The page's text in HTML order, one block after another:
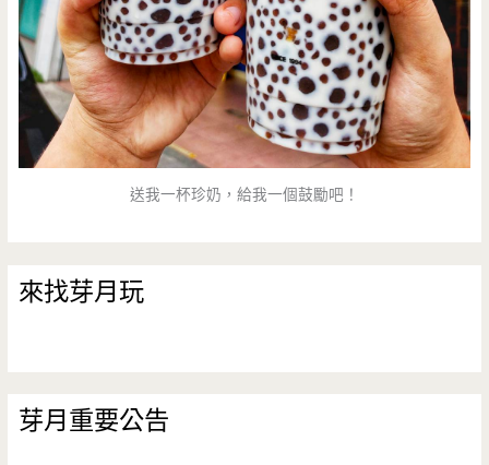
送我一杯珍奶，給我一個鼓勵吧！
來找芽月玩
芽月重要公告